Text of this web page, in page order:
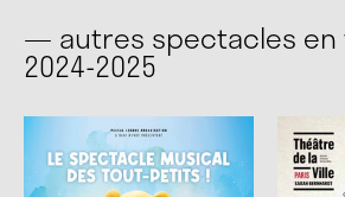
— autres spectacles
2024-2025